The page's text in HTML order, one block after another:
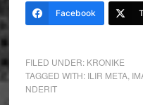
Facebook
FILED UNDER: KRONIKE
TAGGED WITH: ILIR META,
NDERIT